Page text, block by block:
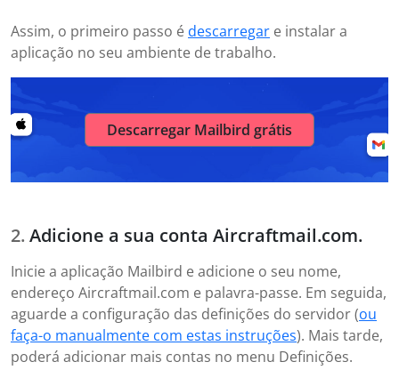
Assim, o primeiro passo é descarregar e instalar a
aplicação no seu ambiente de trabalho.
Descarregar Mailbird grátis
Adicione a sua conta Aircraftmail.com.
Inicie a aplicação Mailbird e adicione o seu nome,
endereço Aircraftmail.com e palavra-passe. Em seguida,
aguarde a configuração das definições do servidor (ou
faça-o manualmente com estas instruções). Mais tarde,
poderá adicionar mais contas no menu Definições.